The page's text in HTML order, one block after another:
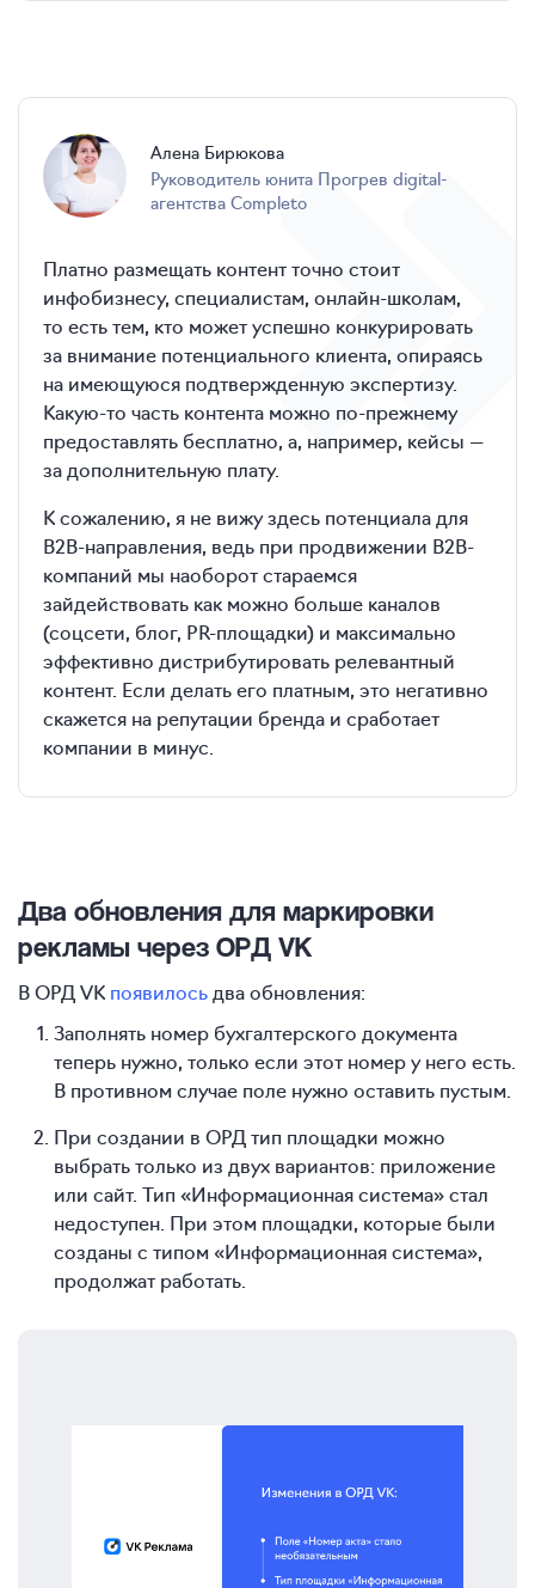
Алена Бирюкова
руководитель юнита Прогрев digital-
агентства Completo
Платно размещать контент точно стоит
инфобизнесу, специалистам, онлайн-школам,
то есть тем, кто может успешно конкурировать
за внимание потенциального клиента, опираясь
на имеющуюся подтвержденную экспертизу.
Какую-то часть контента можно по-прежнему
предоставлять бесплатно, а, например, кейсы —
за дополнительную плату.
К сожалению, я не вижу здесь потенциала для
B2B-направления, ведь при продвижении B2B-
компаний мы наоборот стараемся
зайдействовать как можно больше каналов
(соцсети, блог, PR-площадки) и максимально
эффективно дистрибутировать релевантный
контент. Если делать его платным, это негативно
скажется на репутации бренда и сработает
компании в минус.
Два обновления для маркировки
рекламы через ОРД VK
В ОРД VK появилось два обновления:
Заполнять номер бухгалтерского документа
теперь нужно, только если этот номер у него есть.
В противном случае поле нужно оставить пустым.
При создании в ОРД тип площадки можно
выбрать только из двух вариантов: приложение
или сайт. Тип «Информационная система» стал
недоступен. При этом площадки, которые были
созданы с типом «Информационная система»,
продолжат работать.